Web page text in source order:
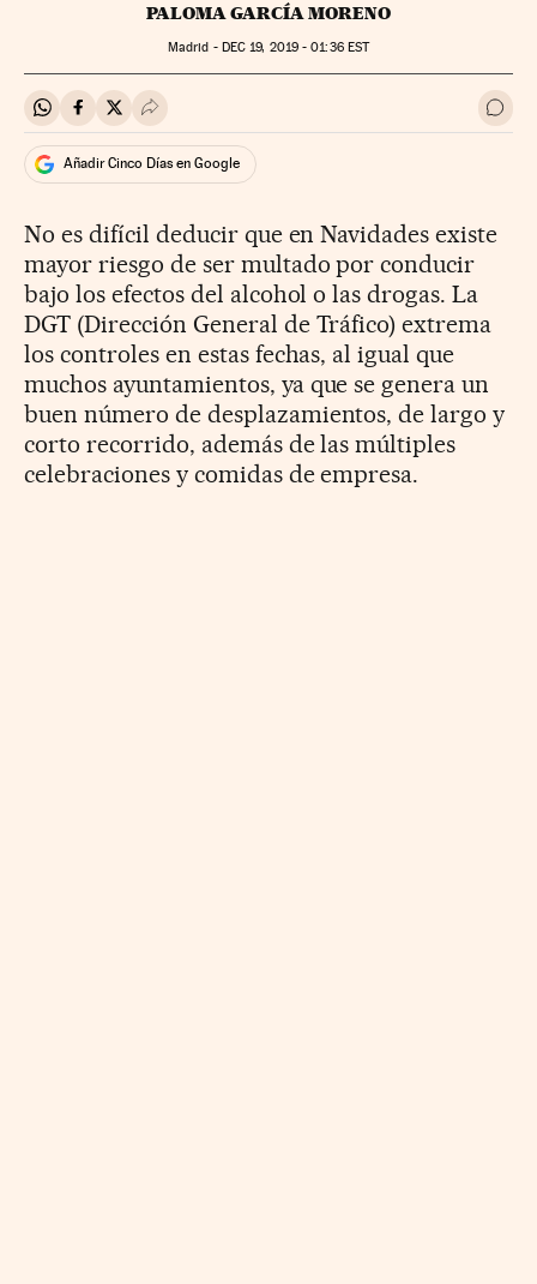
PALOMA GARCÍA MORENO
Madrid - DEC 19, 2019 - 01:36EST
Compartir en Whatsapp
Compartir en Facebook
Compartir en Twitter
Desplegar Redes Sociales Ir a
Añadir Cinco Días en Google
No es difícil deducir que en Navidades existe
mayor riesgo de ser multado por conducir
bajo los efectos del alcohol o las drogas. La
DGT (Dirección General de Tráfico) extrema
los controles en estas fechas, al igual que
muchos ayuntamientos, ya que se genera un
buen número de desplazamientos, de largo y
corto recorrido, además de las múltiples
celebraciones y comidas de empresa.